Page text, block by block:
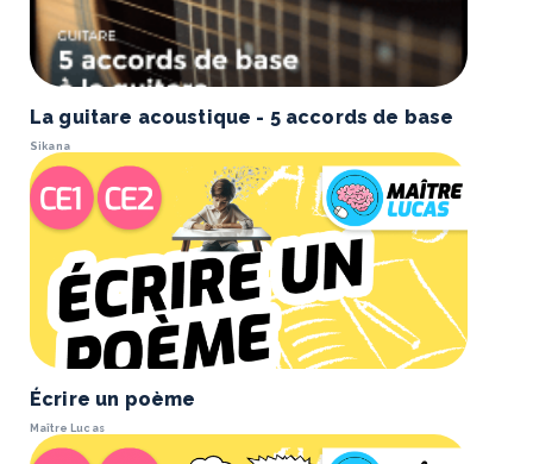
La guitare acoustique - 5 accords de base
Sikana
Écrire un poème
Maître Lucas